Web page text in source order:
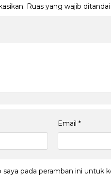
Ruas yang wajib ditandai
Email *
pada peramban ini untuk